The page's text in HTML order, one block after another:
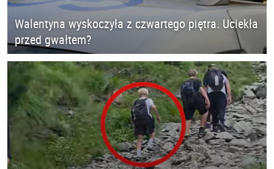
Walentyna wyskoczyła z czwartego piętra. Uciekła
przed gwałtem?